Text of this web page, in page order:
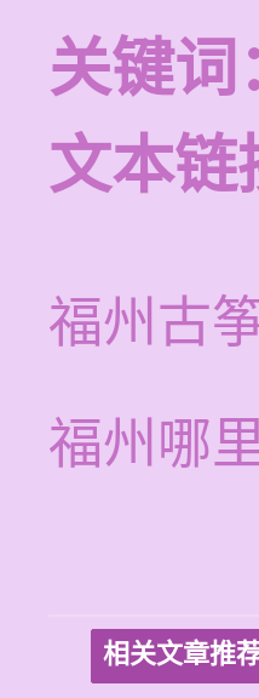
关键词
文本链
福州古
福州哪
相关文章推